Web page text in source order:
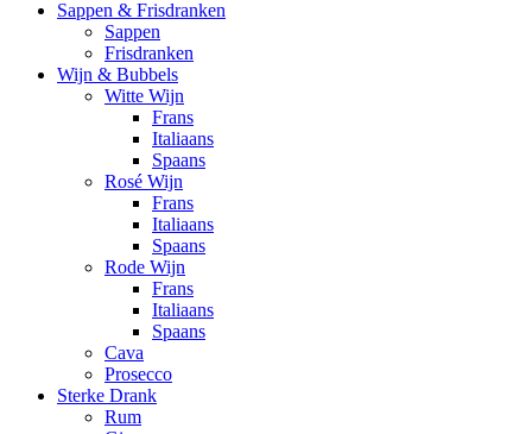
Sappen & Frisdranken
Sappen
Frisdranken
Wijn & Bubbels
Witte Wijn
Frans
Italiaans
Spaans
Rosé Wijn
Frans
Italiaans
Spaans
Rode Wijn
Frans
Italiaans
Spaans
Cava
Prosecco
Sterke Drank
Rum